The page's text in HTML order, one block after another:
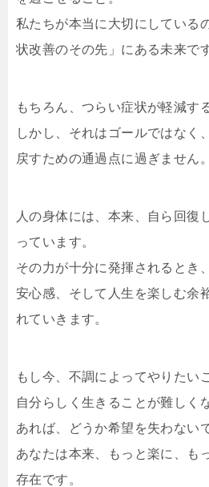
私たちが本当に大切にしている
状改善のその先」にある未来です
もちろん、つらい症状が軽減す
しかし、それはゴールではなく
戻すための通過点に過ぎません。
人の身体には、本来、自ら回復
っています。
その力が十分に発揮されるとき
安心感、そして人生を楽しむ余
れていきます。
もし今、不調によってやりたい
自分らしく生きることが難しく
あれば、どうか希望を失わない
あなたは本来、もっと楽に、も
存在です。